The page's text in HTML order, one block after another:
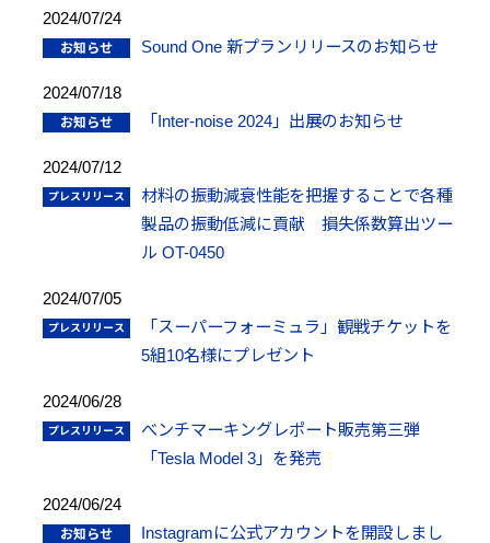
2024/07/24
Sound One 新プランリリースのお知らせ
2024/07/18
「Inter-noise 2024」出展のお知らせ
2024/07/12
材料の振動減衰性能を把握することで各種
製品の振動低減に貢献 損失係数算出ツー
ル OT-0450
2024/07/05
「スーパーフォーミュラ」観戦チケットを
5組10名様にプレゼント
2024/06/28
べンチマーキングレポート販売第三弾
「Tesla Model 3」を発売
2024/06/24
Instagramに公式アカウントを開設しまし